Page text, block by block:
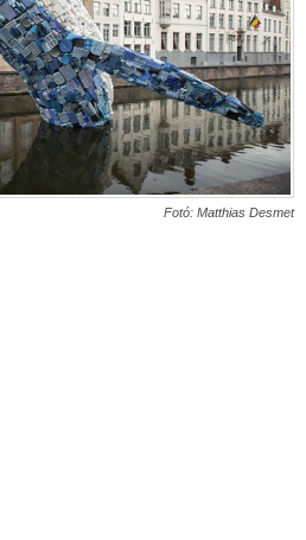
Fotó: Matthias Desmet